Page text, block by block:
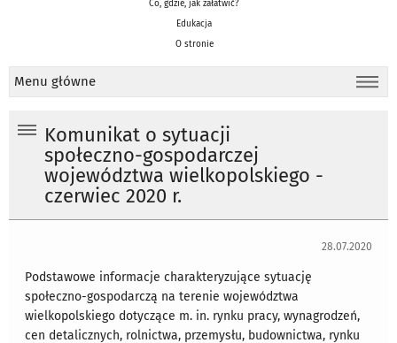
Co, gdzie, jak załatwić?
Edukacja
O stronie
Menu główne
Komunikat o sytuacji
społeczno-gospodarczej
województwa wielkopolskiego -
czerwiec 2020 r.
28.07.2020
Podstawowe informacje charakteryzujące sytuację
społeczno-gospodarczą na terenie województwa
wielkopolskiego dotyczące m. in. rynku pracy, wynagrodzeń,
cen detalicznych, rolnictwa, przemysłu, budownictwa, rynku